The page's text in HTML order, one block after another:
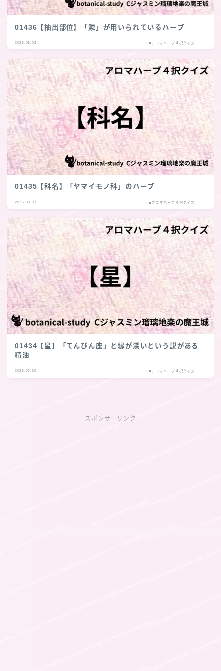
01436【抽出部位】「鱗」が用いられているハーブ
2026.08.03 ■アロマハーブ４択クイズ
01435【科名】「ヤマイモノ科」のハーブ
2026.08.01 ■アロマハーブ４択クイズ
01434【星】「てんびん座」と縁が深いという説がある
精油
2026.07.30 ■アロマハーブ４択クイズ
スポンサーリンク